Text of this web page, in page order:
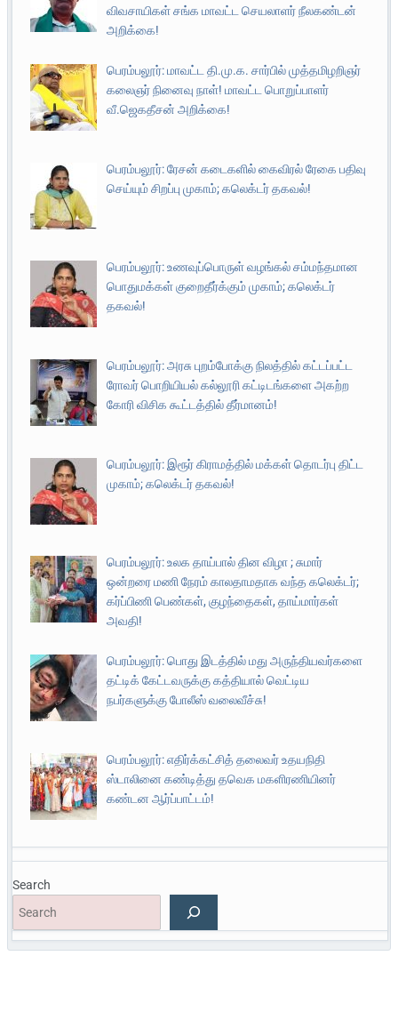
விவசாயிகள் சங்க மாவட்ட செயலாளர் நீலகண்டன்
அறிக்கை!
பெரம்பலூர்: மாவட்ட தி.மு.க. சார்பில் முத்தமிழறிஞர்
கலைஞர் நினைவு நாள்! மாவட்ட பொறுப்பாளர்
வீ.ஜெகதீசன் அறிக்கை!
பெரம்பலூர்: ரேசன் கடைகளில் கைவிரல் ரேகை பதிவு
செய்யும் சிறப்பு முகாம்; கலெக்டர் தகவல்!
பெரம்பலூர்: உணவுப்பொருள் வழங்கல் சம்மந்தமான
பொதுமக்கள் குறைதீர்க்கும் முகாம்; கலெக்டர்
தகவல்!
பெரம்பலூர்: அரசு புறம்போக்கு நிலத்தில் கட்டப்பட்ட
ரோவர் பொறியியல் கல்லூரி கட்டிடங்களை அகற்ற
கோரி விசிக கூட்டத்தில் தீர்மானம்!
பெரம்பலூர்: இரூர் கிராமத்தில் மக்கள் தொடர்பு திட்ட
முகாம்; கலெக்டர் தகவல்!
பெரம்பலூர்: உலக தாய்பால் தின விழா ; சுமார்
ஒன்றரை மணி நேரம் காலதாமதாக வந்த கலெக்டர்;
கர்ப்பிணி பெண்கள், குழந்தைகள், தாய்மார்கள்
அவதி!
பெரம்பலூர்: பொது இடத்தில் மது அருந்தியவர்களை
தட்டிக் கேட்டவருக்கு கத்தியால் வெட்டிய
நபர்களுக்கு போலீஸ் வலைவீச்சு!
பெரம்பலூர்: எதிர்க்கட்சித் தலைவர் உதயநிதி
ஸ்டாலினை கண்டித்து தவெக மகளிரணியினர்
கண்டன ஆர்ப்பாட்டம்!
Search